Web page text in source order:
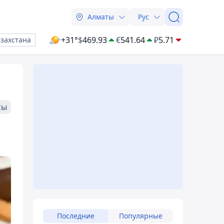
Алматы Рус
+31°$469.93 €541.64 ₽5.71
Последние Популярные